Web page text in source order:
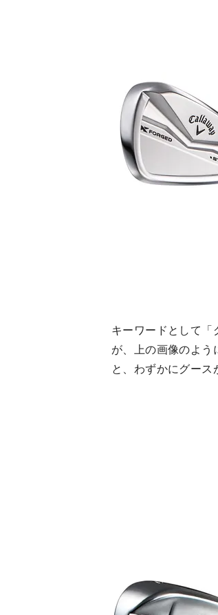
キーワードとして「
が、上の画像のよう
と、わずかにグース